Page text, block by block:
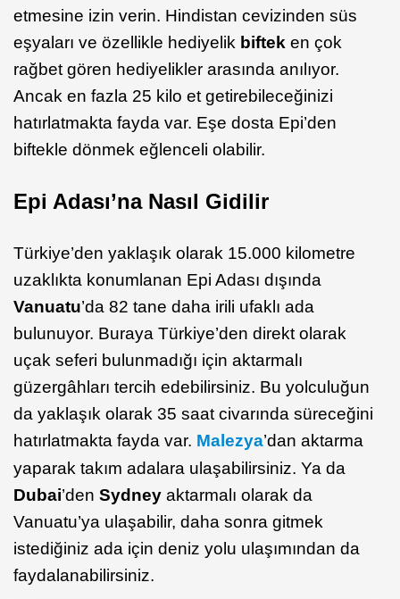
etmesine izin verin. Hindistan cevizinden süs
eşyaları ve özellikle hediyelik biftek en çok
rağbet gören hediyelikler arasında anılıyor.
Ancak en fazla 25 kilo et getirebileceğinizi
hatırlatmakta fayda var. Eşe dosta Epi’den
biftekle dönmek eğlenceli olabilir.
Epi Adası’na Nasıl Gidilir
Türkiye’den yaklaşık olarak 15.000 kilometre
uzaklıkta konumlanan Epi Adası dışında
Vanuatu’da 82 tane daha irili ufaklı ada
bulunuyor. Buraya Türkiye’den direkt olarak
uçak seferi bulunmadığı için aktarmalı
güzergâhları tercih edebilirsiniz. Bu yolculuğun
da yaklaşık olarak 35 saat civarında süreceğini
hatırlatmakta fayda var. Malezya’dan aktarma
yaparak takım adalara ulaşabilirsiniz. Ya da
Dubai’den Sydney aktarmalı olarak da
Vanuatu’ya ulaşabilir, daha sonra gitmek
istediğiniz ada için deniz yolu ulaşımından da
faydalanabilirsiniz.